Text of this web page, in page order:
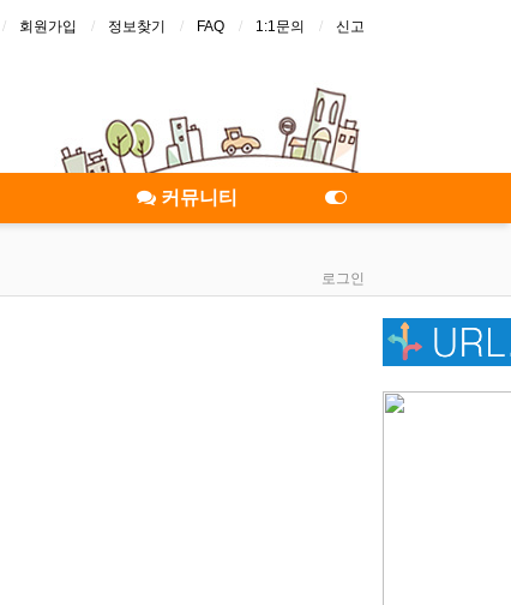
회원가입 정보찾기 FAQ 1:1문의 신고
커뮤니티
로그인